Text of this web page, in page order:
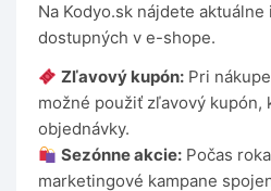
Na Kodyo.sk nájdete
dostupných v e-shope.
Zľavový kupón: Pri
možné použiť zľavový kupón,
objednávky.
Sezónne akcie: Počas
marketingové kampane